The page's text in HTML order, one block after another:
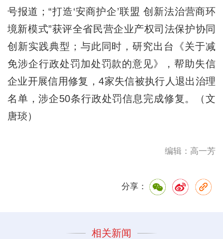
号报道；“打造‘安商护企’联盟 创新法治营商环
境新模式”获评全省民营企业产权司法保护协同
创新实践典型；与此同时，研究出台《关于减
免涉企行政处罚加处罚款的意见》，帮助失信
企业开展信用修复，4家失信被执行人退出治理
名单，涉企50条行政处罚信息完成修复。（文
唐琰）
编辑：高一芳
分享：
相关新闻